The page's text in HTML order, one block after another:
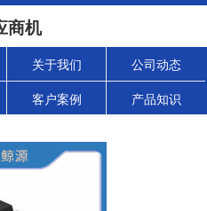
商机
关于我们 公司动态
客户案例 产品知识